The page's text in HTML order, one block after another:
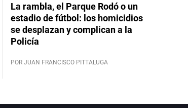
La rambla, el Parque Rodó o un
estadio de fútbol: los homicidios
se desplazan y complican a la
Policía
POR JUAN FRANCISCO PITTALUGA